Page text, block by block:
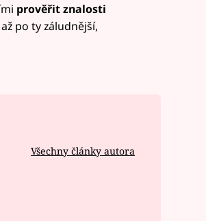
prověřit znalosti
po ty záludnější,
Všechny články autora